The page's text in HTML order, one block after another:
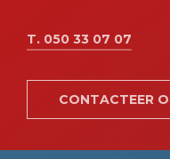
T. 050 33 07 07
CONTACTEER